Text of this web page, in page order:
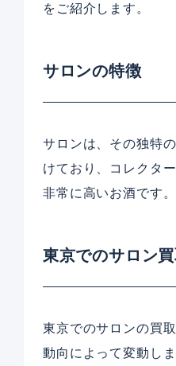
をご紹介します。
サロンの特徴
サロンは、その独特
けており、コレクタ
非常に高いお酒です。
東京でのサロン
東京でのサロンの買
動向によって変動し